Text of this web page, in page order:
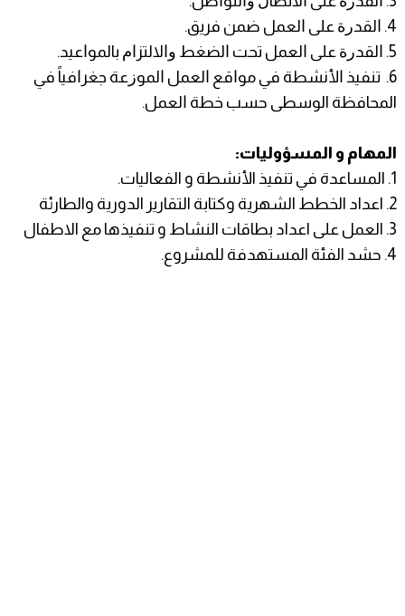
4. ﺍﻟﻘﺪﺭﺓ ﻋﻠﻰ ﺍﻟﻌﻤﻞ ﺿﻤﻦ ﻓﺮﻳﻖ.
5. ﺍﻟﻘﺪﺭﺓ ﻋﻠﻰ ﺍﻟﻌﻤﻞ ﺗﺤﺖ ﺍﻟﻀﻐﻂ ﻭﺍﻻﻟﺘﺰﺍﻡ ﺑﺎﻟﻤﻮﺍﻋﻴﺪ.
6. ﺗﻨﻔﻴﺬ ﺍﻷﻧﺸﻄﺔ ﻓﻲ ﻣﻮﺍﻗﻊ ﺍﻟﻌﻤﻞ ﺍﻟﻤﻮﺯﻋﺔ ﺟﻐﺮﺍﻓﻴﺎً ﻓﻲ
المحافظة الوسطى ﺣﺴﺐ ﺧﻄﺔ ﺍﻟﻌﻤﻞ.
المهام و المسؤوليات:
1. المساعدة في تنفيذ الأنشطة و الفعاليات.
2. اعداد الخطط الشهرية وكتابة التقارير الدورية والطارئة
3. العمل على اعداد بطاقات النشاط و تنفيذها مع الاطفال
4. حشد الفئة المستهدفة للمشروع.